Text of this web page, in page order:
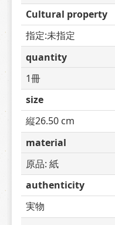
Cultural property
指定:未指定
quantity
1冊
size
縦26.50 cm
material
原品: 紙
authenticity
実物